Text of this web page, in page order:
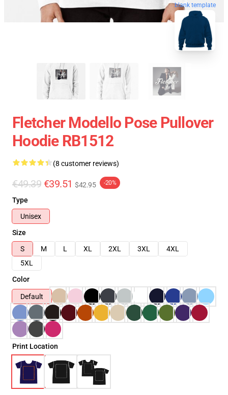
blank template
Fletcher Modello Pose Pullover
Hoodie RB1512
(8 customer reviews)
€49.39 €39.51 $42.95 -20%
Type
Unisex
Size
S
M L XL 2XL 3XL
4XL
5XL
Color
Default
Print Location